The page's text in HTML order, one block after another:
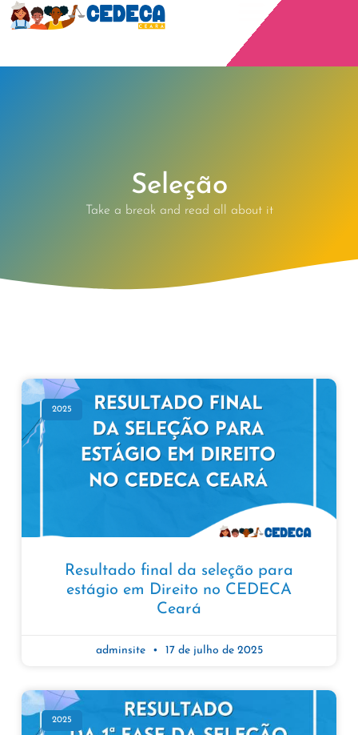
Seleção
Take a break and read all about it
2025
Resultado final da seleção para
estágio em Direito no CEDECA
Ceará
adminsite 17 de julho de 2025
2025